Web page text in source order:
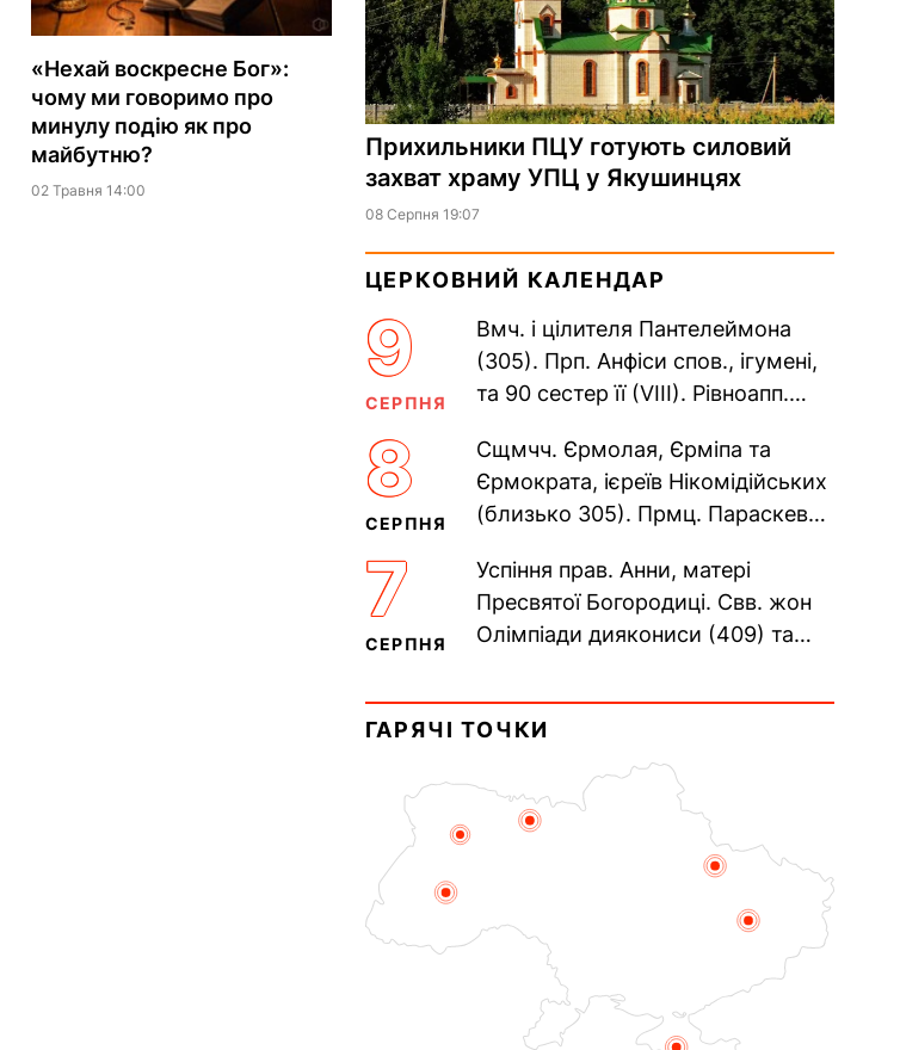
«Нехай воскресне Бог»:
чому ми говоримо про
минулу подію як про
майбутню?
02 Травня 14:00
Прихильники ПЦУ готують силовий
захват храму УПЦ у Якушинцях
08 Серпня 19:07
ЦЕРКОВНИЙ КАЛЕНДАР
9
СЕРПНЯ
Вмч. і цілителя Пантелеймона
(305). Прп. Анфіси спов., ігумені,
та 90 сестер її (VIII). Рівноапп.
Наума, Савви,...
8
СЕРПНЯ
Сщмчч. Єрмолая, Єрміпа та
Єрмократа, ієреїв Нікомідійських
(близько 305). Прмц. Параскеви
Печерського, в Ближніх...
7
СЕРПНЯ
Успіння прав. Анни, матері
Пресвятої Богородиці. Свв. жон
Олімпіади диякониси (409) та
Пам’ять V Вселенського...
ГАРЯЧІ ТОЧКИ